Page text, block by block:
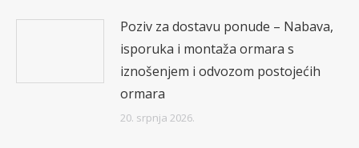
Poziv za dostavu ponude – Nabava,
isporuka i montaža ormara s
iznošenjem i odvozom postojećih
ormara
20. srpnja 2026.